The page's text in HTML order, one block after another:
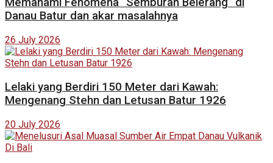
Memahami Fenomena “Semburan Belerang” di
Danau Batur dan akar masalahnya
26 July 2026
Lelaki yang Berdiri 150 Meter dari Kawah:
Mengenang Stehn dan Letusan Batur 1926
20 July 2026